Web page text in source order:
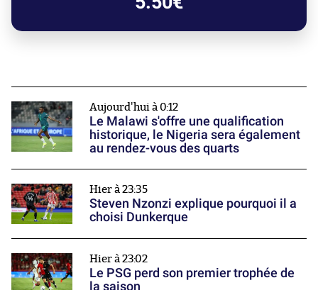
Aujourd'hui à 0:12
Le Malawi s'offre une qualification
historique, le Nigeria sera également
au rendez-vous des quarts
Hier à 23:35
Steven Nzonzi explique pourquoi il a
choisi Dunkerque
Hier à 23:02
Le PSG perd son premier trophée de
la saison